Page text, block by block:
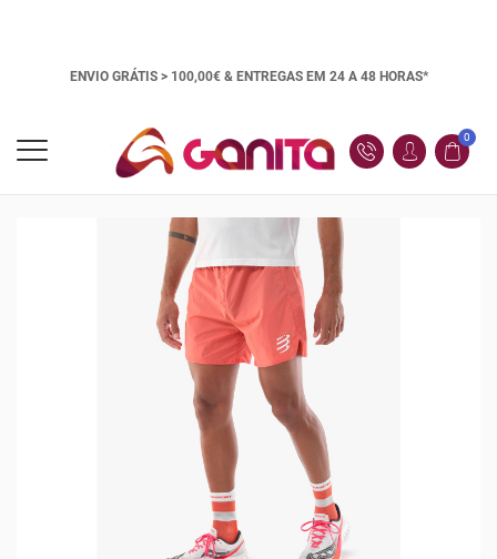
ENVIO GRÁTIS > 100,00€ & ENTREGAS EM 24 A 48 HORAS*
0